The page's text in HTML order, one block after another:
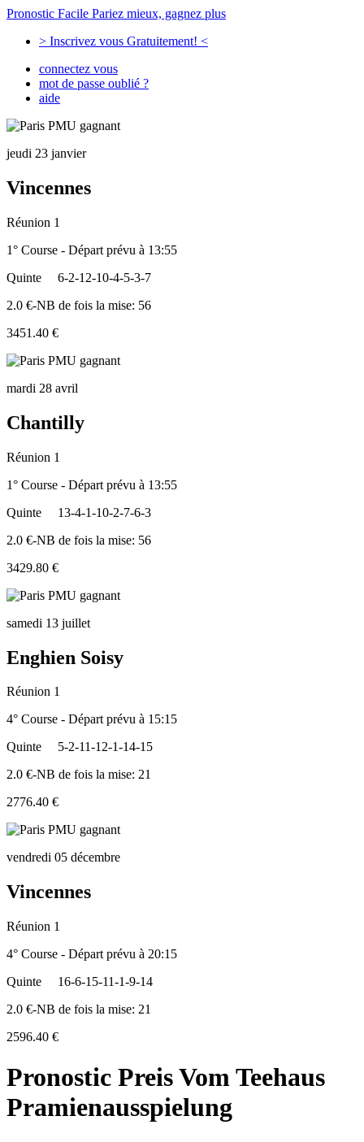
Pronostic Facile Pariez mieux, gagnez plus
> Inscrivez vous Gratuitement! <
connectez vous
mot de passe oublié ?
aide
jeudi 23 janvier
Vincennes
Réunion 1
1° Course - Départ prévu à 13:55
Quinte
6-2-12-10-4-5-3-7
2.0 €-NB de fois la mise: 56
3451.40 €
mardi 28 avril
Chantilly
Réunion 1
1° Course - Départ prévu à 13:55
Quinte
13-4-1-10-2-7-6-3
2.0 €-NB de fois la mise: 56
3429.80 €
samedi 13 juillet
Enghien Soisy
Réunion 1
4° Course - Départ prévu à 15:15
Quinte
5-2-11-12-1-14-15
2.0 €-NB de fois la mise: 21
2776.40 €
vendredi 05 décembre
Vincennes
Réunion 1
4° Course - Départ prévu à 20:15
Quinte
16-6-15-11-1-9-14
2.0 €-NB de fois la mise: 21
2596.40 €
Pronostic Preis Vom Teehaus
Pramienausspielung